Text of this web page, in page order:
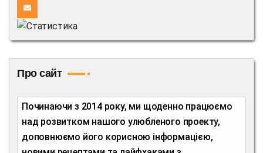
Про сайт
Починаючи з 2014 року, ми щоденно працюємо
над розвитком нашого улюбленого проекту,
доповнюємо його корисною інформацією,